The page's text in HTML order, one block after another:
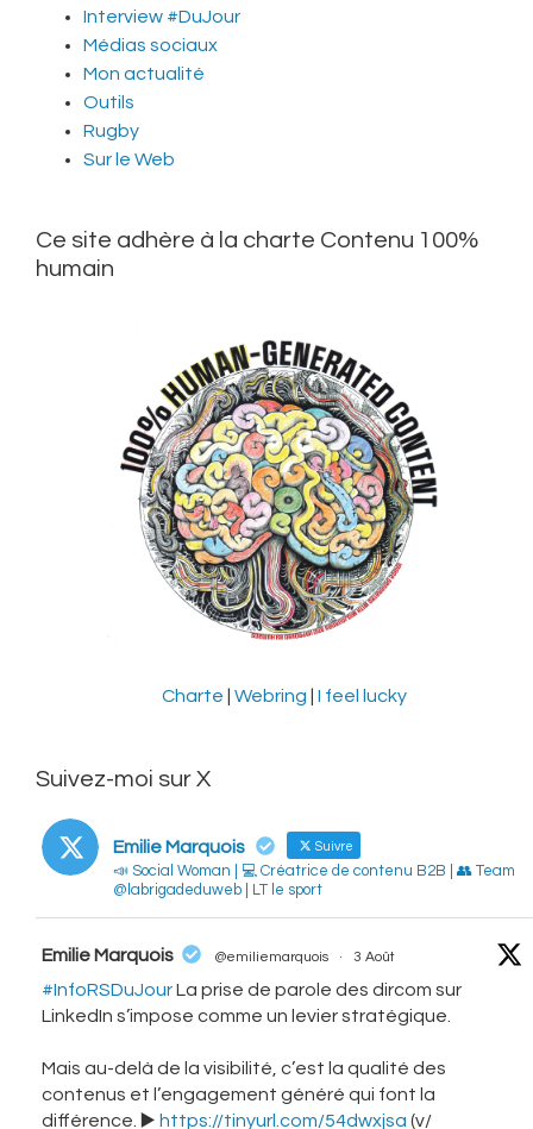
Interview #DuJour
Médias sociaux
Mon actualité
Outils
Rugby
Sur le Web
Ce site adhère à la charte Contenu 100%
humain
Charte Webring I feel lucky
Suivez-moi sur X
Emilie Marquois Suivre
📣 Social Woman | 💻 Créatrice de contenu B2B | 👥 Team
@labrigadeduweb | LT le sport
Emilie Marquois @emiliemarquois · 3 Août
#InfoRSDuJourLa prise de parole des dircom sur
LinkedIn s’impose comme un levier stratégique.
Mais au-delà de la visibilité, c’est la qualité des
contenus et l’engagement généré qui font la
différence. ▶️ https://tinyurl.com/54dwxjsa (v/